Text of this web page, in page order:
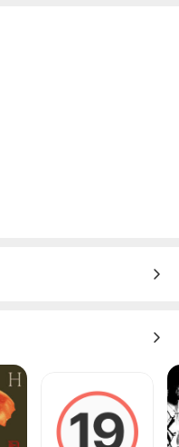
식민주의를 탁월하고 광범
인간다움을 유지하고 삶의
존과 투쟁을 가장 세련되면서
』는 또한 마지막에 실로 어마
다.
인 응우옌이 이번에는 범죄로
어내고 스릴러적 측면이 서서